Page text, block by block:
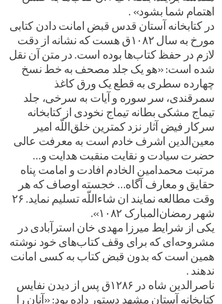
اهتمام شما بشود» .
در کتابخانه آستان قدس قبض امانت دادن کتابی
مورخ به سال ۱۰۸۲ق هست که نشانه از دقت
لازم در حفظ کتاب‌ها بوده است. در متن آن نقل
شده است: «هو یک جلد مصحف به خط نسخ
چهارده سطری به قطع یک ورق کاغذ
سمرقندی، سر سوره و آیات به سرخی، جلد
تیماج مشکی بطانه تیماج نخودی از کتابخانه
سرکار فیض آثار نزد کمترین خلق‌اللّه امیر
معین‌الدین اشرف خادم است به معرفت عالی
حضرت سیادت و نقایت منقبت هدایت و…
مرتبت محمدامین الخادم افادت و امامت پناه
حقایق و معارف آگاه… خجسته اوصاف که هر
وقت مطالعه نمایند ان شاءاللّه تسلیم نماید. ۲۶
شهر رمضان‌المبارک ۱۰۸۲».
یکی از شرایط میرزا مهدی خان استرآبادی در
مشروحه‌ای که برای وقف کتاب‌های خود نوشته
همین است که بدون قبض کتاب به کسی امانت
ندهند .
ناصرالدین شاه در ۱۲۸۶ق پس از دیدن نفایس
کتابخانه آستان مشهد دستور داده بود: «آنان را